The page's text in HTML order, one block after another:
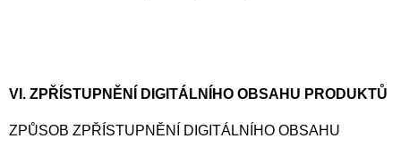
VI. ZPŘÍSTUPNĚNÍ DIGITÁLNÍHO OBSAHU PRODUKTŮ
ZPŮSOB ZPŘÍSTUPNĚNÍ DIGITÁLNÍHO OBSAHU